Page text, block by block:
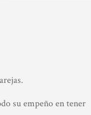
su empeño en tener